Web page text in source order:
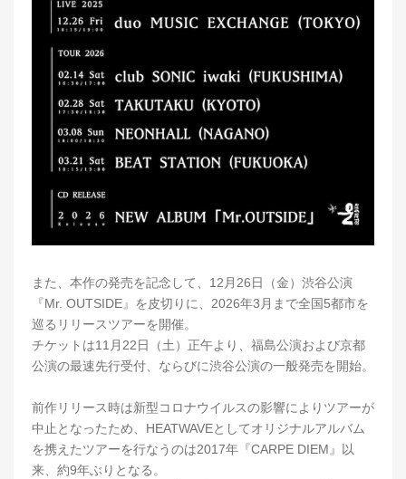
また、本作の発売を記念して、12月26日（金）渋谷公演
『Mr. OUTSIDE』を皮切りに、2026年3月まで全国5都市を
巡るリリースツアーを開催。
チケットは11月22日（土）正午より、福島公演および京都
公演の最速先行受付、ならびに渋谷公演の一般発売を開始。
前作リリース時は新型コロナウイルスの影響によりツアーが
中止となったため、HEATWAVEとしてオリジナルアルバム
を携えたツアーを行なうのは2017年『CARPE DIEM』以
来、約9年ぶりとなる。